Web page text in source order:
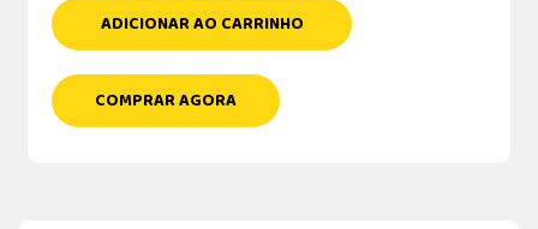
ADICIONAR AO CARRINHO
COMPRAR AGORA